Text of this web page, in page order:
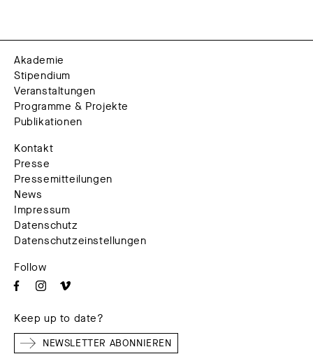
Akademie
Stipendium
Veranstaltungen
Programme & Projekte
Publikationen
Kontakt
Presse
Pressemitteilungen
News
Impressum
Datenschutz
Datenschutzeinstellungen
Follow
Keep up to date?
NEWSLETTER ABONNIEREN